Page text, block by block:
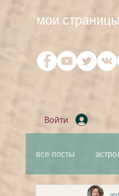
мои
Войти
все посты